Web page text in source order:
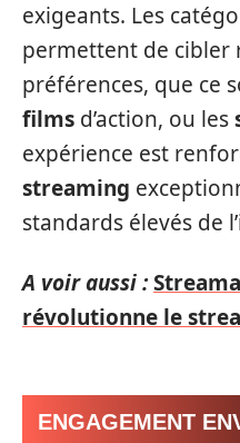
exigeants. Les
permettent de cibler
préférences, que ce
films d’action, ou les
expérience est
streaming
standards élevés de
A voir aussi :
révolutionne le
ENGAGEMENT